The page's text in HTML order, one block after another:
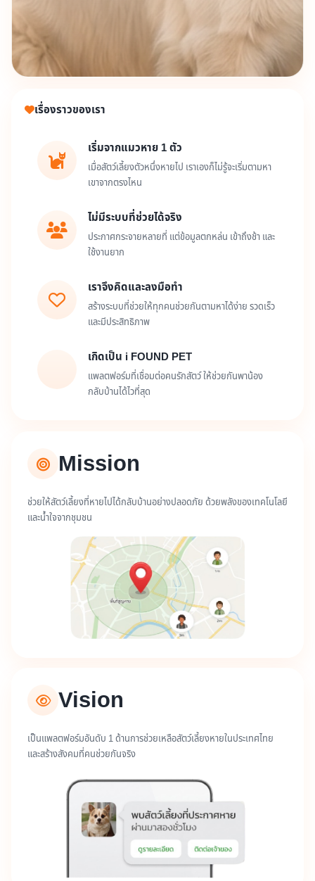
เรื่องราวของเรา
เริ่มจากแมวหาย 1 ตัว
เมื่อสัตว์เลี้ยงตัวหนึ่งหายไป เราเองก็ไม่รู้จะเริ่มตามหา
เขาจากตรงไหน
ไม่มีระบบที่ช่วยได้จริง
ประกาศกระจายหลายที่ แต่ข้อมูลตกหล่น เข้าถึงช้า และ
ใช้งานยาก
เราจึงคิดและลงมือทำ
สร้างระบบที่ช่วยให้ทุกคนช่วยกันตามหาได้ง่าย รวดเร็ว
และมีประสิทธิภาพ
เกิดเป็น i FOUND PET
แพลตฟอร์มที่เชื่อมต่อคนรักสัตว์ ให้ช่วยกันพาน้อง
กลับบ้านได้ไวที่สุด
Mission
ช่วยให้สัตว์เลี้ยงที่หายไปได้กลับบ้านอย่างปลอดภัย ด้วยพลังของเทคโนโลยี
และน้ำใจจากชุมชน
Vision
เป็นแพลตฟอร์มอันดับ 1 ด้านการช่วยเหลือสัตว์เลี้ยงหายในประเทศไทย
และสร้างสังคมที่คนช่วยกันจริง